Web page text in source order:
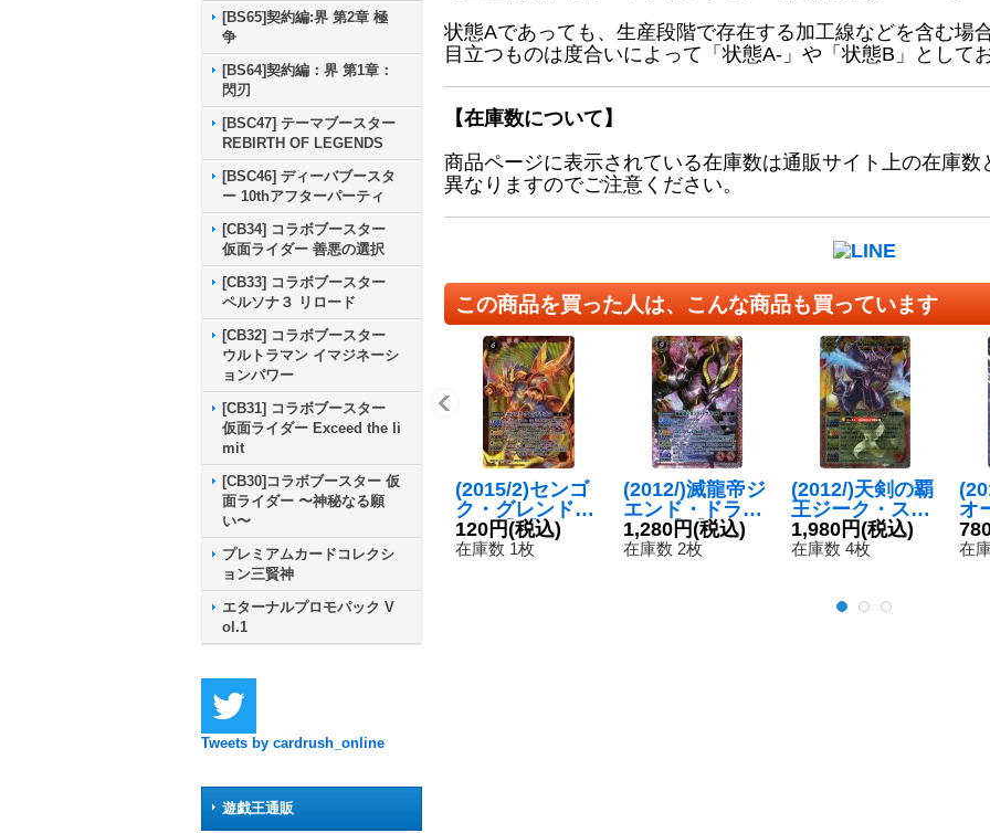
[BS65]契約編:界 第2章 極
争
[BS64]契約編：界 第1章：
閃刃
[BSC47] テーマブースター
REBIRTH OF LEGENDS
[BSC46] ディーバブースタ
ー 10thアフターパーティ
[CB34] コラボブースター
仮面ライダー 善悪の選択
[CB33] コラボブースター
ペルソナ３ リロード
[CB32] コラボブースター
ウルトラマン イマジネーシ
ョンパワー
[CB31] コラボブースター
仮面ライダー Exceed the li
mit
[CB30]コラボブースター 仮
面ライダー 〜神秘なる願
い〜
プレミアムカードコレクシ
ョン三賢神
エターナルプロモパック V
ol.1
Tweets by cardrush_online
遊戯王通販
状態Aであっても、生産段階で存在する加工線などを含む場
目立つものは度合いによって「状態A-」や「状態B」として
【在庫数について】
商品ページに表示されている在庫数は通販サイト上の在庫
異なりますのでご注意ください。
この商品を買った人は、こんな商品も買っています
(2015/2)センゴ
ク・グレンドラ
ゴン【X】{SD2
9-X01}《赤》
120円(税込)
在庫数 1枚
(2012/)滅龍帝ジ
エンド・ドラゴ
ニス【X】{BS2
0-X01}《赤》
1,280円(税込)
在庫数 2枚
(2012/)天剣の覇
王ジーク・スサ
ノ・フリード
【X】{BS17-X0
1,980円(税込)
在庫数 4枚
オ
9-
在